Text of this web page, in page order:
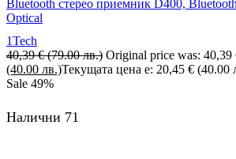
Bluetooth стерео приемник D400,
Optical
1Tech
40,39€ (79.00 лв.) Original price was: 40,39
(40.00 лв.)Текущата цена е: 20,45 € (40.00
Sale 49%
Налични 71